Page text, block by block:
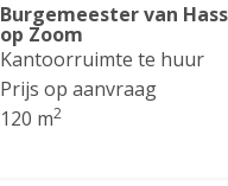
Burgemeester van
op Zoom
Kantoorruimte te huur
Prijs op aanvraag
120 m2